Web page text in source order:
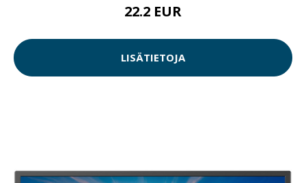
22.2 EUR
LISÄTIETOJA